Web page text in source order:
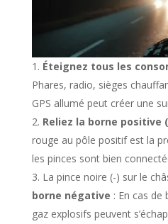
Éteignez tous les
Phares, radio, sièges
GPS allumé peut créer une
Reliez la borne positive
rouge au pôle positif est la
les pinces sont bien
La pince noire (-) sur le
borne négative : En cas
gaz explosifs peuvent